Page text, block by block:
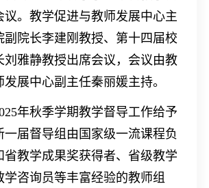
议。教学促进与教师发展中心主
副院长李建刚教授、第十四届校
刘雅静教授出席会议，会议由教
展中心副主任秦丽媛主持。
年秋季学期教学督导工作给予
一届督导组由国家级一流课程负
省教学成果奖获得者、省级教学
学咨询员等丰富经验的教师组